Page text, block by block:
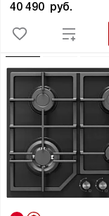
40 490 руб.